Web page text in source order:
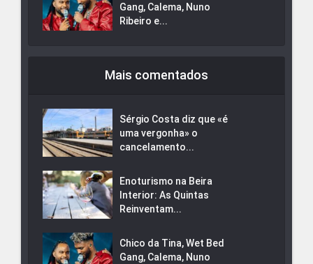
Gang, Calema, Nuno
Ribeiro e...
Mais comentados
Sérgio Costa diz que «é
uma vergonha» o
cancelamento...
Enoturismo na Beira
Interior: As Quintas
Reinventam...
Chico da Tina, Wet Bed
Gang, Calema, Nuno